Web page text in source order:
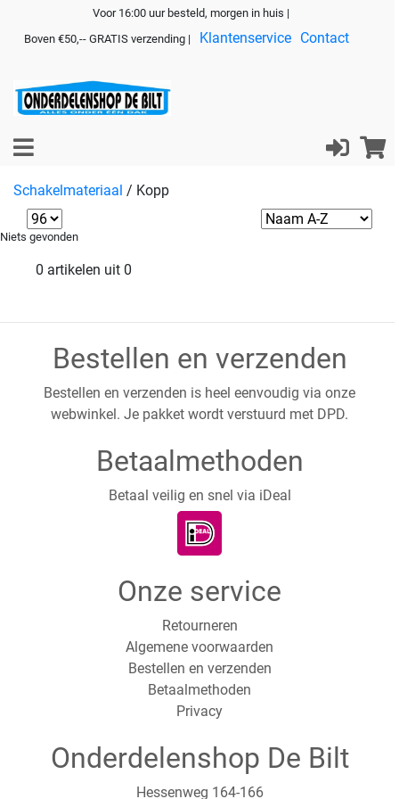
Voor 16:00 uur besteld, morgen in huis |
Boven €50,-- GRATIS verzending |
Klantenservice Contact
Schakelmateriaal / Kopp
Niets gevonden
0 artikelen uit 0
Bestellen en verzenden
Bestellen en verzenden is heel eenvoudig via onze
webwinkel. Je pakket wordt verstuurd met DPD.
Betaalmethoden
Betaal veilig en snel via iDeal
Onze service
Retourneren
Algemene voorwaarden
Bestellen en verzenden
Betaalmethoden
Privacy
Onderdelenshop De Bilt
Hessenweg 164-166